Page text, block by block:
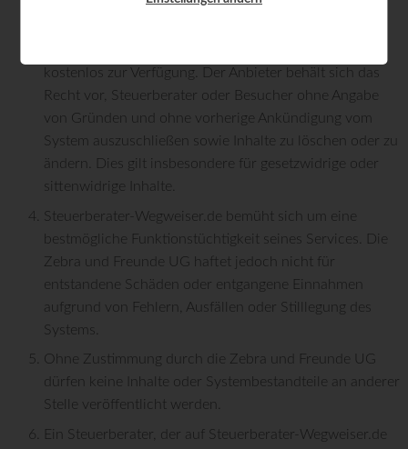
kostenlos zur Verfügung. Der Anbieter behält sich das
Recht vor, Steuerberater oder Besucher ohne Angabe
von Gründen und ohne vorherige Ankündigung vom
System auszuschließen sowie Inhalte zu löschen oder zu
ändern. Dies gilt insbesondere für gesetzwidrige oder
sittenwidrige Inhalte.
Steuerberater-Wegweiser.de bemüht sich um eine
bestmögliche Funktionstüchtigkeit seines Services. Die
Zebra und Freunde UG haftet jedoch nicht für
entstandene Schäden oder entgangene Einnahmen
aufgrund von Fehlern, Ausfällen oder Stilllegung des
Systems.
Ohne Zustimmung durch die Zebra und Freunde UG
dürfen keine Inhalte oder Systembestandteile an anderer
Stelle veröffentlicht werden.
Ein Steuerberater, der auf Steuerberater-Wegweiser.de